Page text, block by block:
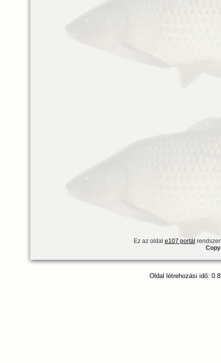
Ez az oldal e107 portál
Oldal létrehozási idő: